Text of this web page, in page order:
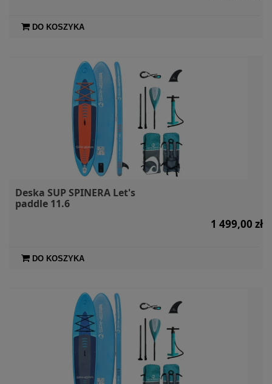
DO KOSZYKA
Deska SUP SPINERA Let's
paddle 11.6
1 499,00 zł
DO KOSZYKA